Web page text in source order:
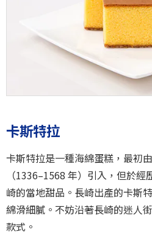
卡斯特拉
卡斯特拉是一種海綿蛋糕，最初
（1336–1568 年）引入，但於
崎的當地甜品。長崎出產的卡斯
綿滑細膩。不妨沿著長崎的迷人
款式。